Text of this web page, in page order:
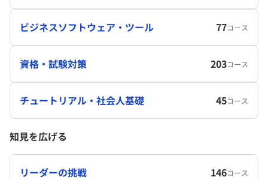
ビジネスソフトウェア・ツール 77コース
資格・試験対策 203コース
チュートリアル・社会人基礎 45コース
知見を広げる
リーダーの挑戦 146コース